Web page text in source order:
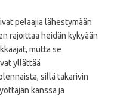
pelaajia lähestymään
rajoittaa heidän kykyään
mutta se
yllättää
sillä takarivin
kanssa ja